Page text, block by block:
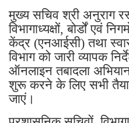
मुख्य सचिव श्री अनुराग
विभागाध्यक्षों, बोर्डों एवं
केंद्र (एनआईसी) तथा
विभाग को जारी व्यापक
ऑनलाइन तबादला
शुरू करने के लिए सभी
जाएं।